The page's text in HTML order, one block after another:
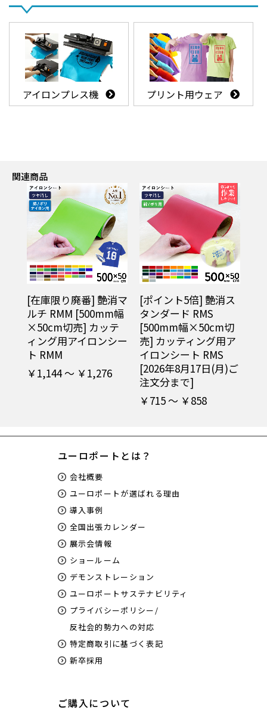
アイロンプレス機 プリント用ウェア
関連商品
[在庫限り廃番] 艶消マ
ルチ RMM [500mm幅
×50cm切売] カッテ
ィング用アイロンシー
ト RMM
￥1,144 ～ ￥1,276
[ポイント5倍] 艶消ス
タンダード RMS
[500mm幅×50cm切
売] カッティング用ア
イロンシート RMS
[2026年8月17日(月)ご
注文分まで]
￥715 ～ ￥858
ユーロポートとは？
会社概要
ユーロポートが選ばれる理由
導入事例
全国出張カレンダー
展示会情報
ショールーム
デモンストレーション
ユーロポートサステナビリティ
プライバシーポリシー/
反社会的勢力への対応
特定商取引に基づく表記
新卒採用
ご購入について